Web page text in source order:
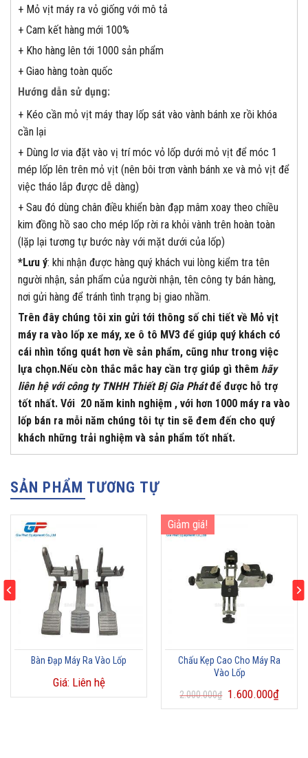
+ Mỏ vịt máy ra vỏ giống với mô tả
+ Cam kết hàng mới 100%
+ Kho hàng lên tới 1000 sản phẩm
+ Giao hàng toàn quốc
Hướng dẫn sử dụng:
+ Kéo cần mỏ vịt máy thay lốp sát vào vành bánh xe rồi khóa
cần lại
+ Dùng lơ via đặt vào vị trí móc vỏ lốp dưới mỏ vịt để móc 1
mép lốp lên trên mỏ vịt (nên bôi trơn vành bánh xe và mỏ vịt để
việc tháo lắp được dễ dàng)
+ Sau đó dùng chân điều khiển bàn đạp mâm xoay theo chiều
kim đồng hồ sao cho mép lốp rời ra khỏi vành trên hoàn toàn
(lặp lại tương tự bước này với mặt dưới của lốp)
*Lưu ý: khi nhận được hàng quý khách vui lòng kiểm tra tên
người nhận, sản phẩm của người nhận, tên công ty bán hàng,
nơi gửi hàng để tránh tình trạng bị giao nhầm.
Trên đây chúng tôi xin gửi tới thông số chi tiết về Mỏ vịt
máy ra vào lốp xe máy, xe ô tô MV3 để giúp quý khách có
cái nhìn tổng quát hơn về sản phẩm, cũng như trong việc
lựa chọn.Nếu còn thắc mắc hay cần trợ giúp gì thêm hãy
liên hệ với công ty TNHH Thiết Bị Gia Phátđể được hỗ trợ
tốt nhất. Với 20 năm kinh nghiệm , với hơn 1000 máy ra vào
lốp bán ra mỗi năm chúng tôi tự tin sẽ đem đến cho quý
khách những trải nghiệm và sản phẩm tốt nhất.
SẢN PHẨM TƯƠNG TỰ
Bàn Đạp Máy Ra Vào Lốp
Giá: Liên hệ
Giảm giá!
Chấu Kẹp Cao Cho Máy Ra
Vào Lốp
2.000.000₫ 1.600.000₫